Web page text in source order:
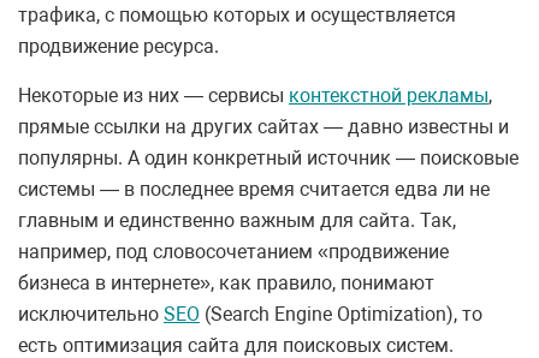
трафика, с помощью которых и осуществляется
продвижение ресурса.
Некоторые из них — сервисы контекстной рекламы,
прямые ссылки на других сайтах — давно известны и
популярны. А один конкретный источник — поисковые
системы — в последнее время считается едва ли не
главным и единственно важным для сайта. Так,
например, под словосочетанием «продвижение
бизнеса в интернете», как правило, понимают
исключительно SEO (Search Engine Optimization), то
есть оптимизация сайта для поисковых систем.